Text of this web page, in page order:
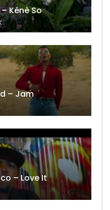
Kénè So
– Jam
– Love It